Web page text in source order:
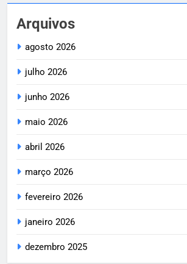
Arquivos
agosto 2026
julho 2026
junho 2026
maio 2026
abril 2026
março 2026
fevereiro 2026
janeiro 2026
dezembro 2025